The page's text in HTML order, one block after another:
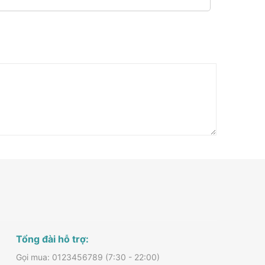
Tổng đài hỗ trợ:
Gọi mua: 0123456789 (7:30 - 22:00)